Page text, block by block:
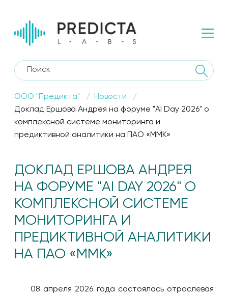
ООО "Предикта"
Новости
Доклад Ершова Андрея на форуме "AI Day 2026" о
комплексной системе мониторинга и
предиктивной аналитики на ПАО «ММК»
ДОКЛАД ЕРШОВА АНДРЕЯ
НА ФОРУМЕ "AI DAY 2026" О
КОМПЛЕКСНОЙ СИСТЕМЕ
МОНИТОРИНГА И
ПРЕДИКТИВНОЙ АНАЛИТИКИ
НА ПАО «ММК»
08 апреля 2026 года состоялась отраслевая